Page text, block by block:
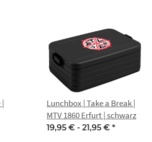
|
Lunchbox | Take a Break |
MTV 1860 Erfurt | schwarz
19,95 € - 21,95 € *